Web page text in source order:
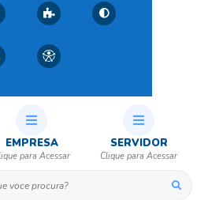
EMPRESA SERVIDOR